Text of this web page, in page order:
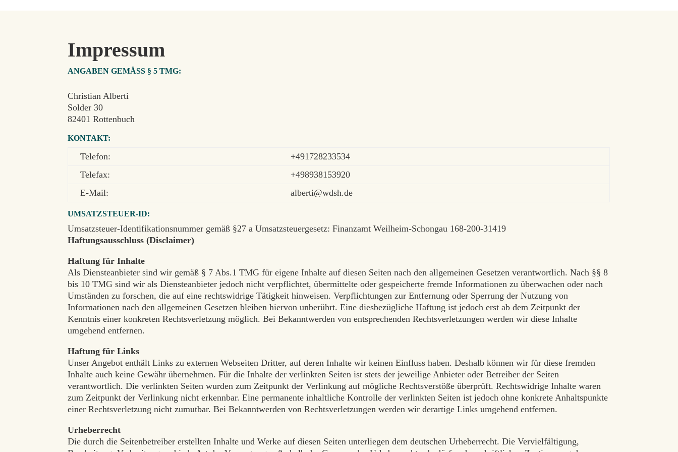
Impressum
ANGABEN GEMÄSS § 5 TMG:
Christian Alberti
Solder 30
82401 Rottenbuch
KONTAKT:
Telefon:
+491728233534
Telefax:
+498938153920
E-Mail:
alberti@wdsh.de
UMSATZSTEUER-ID:
Umsatzsteuer-Identifikationsnummer gemäß §27 a Umsatzsteuergesetz: Finanzamt Weilheim-Schongau 168-200-31419
Haftungsausschluss (Disclaimer)
Haftung für Inhalte
Als Diensteanbieter sind wir gemäß § 7 Abs.1 TMG für eigene Inhalte auf diesen Seiten nach den allgemeinen Gesetzen verantwortlich. Nach §§ 8
bis 10 TMG sind wir als Diensteanbieter jedoch nicht verpflichtet, übermittelte oder gespeicherte fremde Informationen zu überwachen oder nach
Umständen zu forschen, die auf eine rechtswidrige Tätigkeit hinweisen. Verpflichtungen zur Entfernung oder Sperrung der Nutzung von
Informationen nach den allgemeinen Gesetzen bleiben hiervon unberührt. Eine diesbezügliche Haftung ist jedoch erst ab dem Zeitpunkt der
Kenntnis einer konkreten Rechtsverletzung möglich. Bei Bekanntwerden von entsprechenden Rechtsverletzungen werden wir diese Inhalte
umgehend entfernen.
Haftung für Links
Unser Angebot enthält Links zu externen Webseiten Dritter, auf deren Inhalte wir keinen Einfluss haben. Deshalb können wir für diese fremden
Inhalte auch keine Gewähr übernehmen. Für die Inhalte der verlinkten Seiten ist stets der jeweilige Anbieter oder Betreiber der Seiten
verantwortlich. Die verlinkten Seiten wurden zum Zeitpunkt der Verlinkung auf mögliche Rechtsverstöße überprüft. Rechtswidrige Inhalte waren
zum Zeitpunkt der Verlinkung nicht erkennbar. Eine permanente inhaltliche Kontrolle der verlinkten Seiten ist jedoch ohne konkrete Anhaltspunkte
einer Rechtsverletzung nicht zumutbar. Bei Bekanntwerden von Rechtsverletzungen werden wir derartige Links umgehend entfernen.
Urheberrecht
Die durch die Seitenbetreiber erstellten Inhalte und Werke auf diesen Seiten unterliegen dem deutschen Urheberrecht. Die Vervielfältigung,